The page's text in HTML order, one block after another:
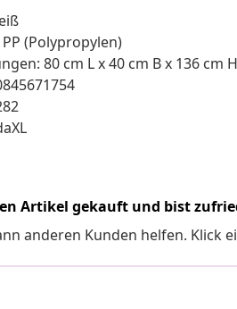
(Polypropylen)
80 cm L x 40 cm B x 136 cm H
Artikel gekauft und bist
anderen Kunden helfen. Klick